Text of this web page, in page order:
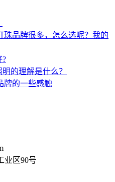
珠品牌很多，怎么选呢？我的
?
的理解是什么？
牌的一些感触
业区90号